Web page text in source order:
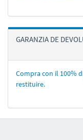
GARANZIA DE
Compra con il 100%
restituire.